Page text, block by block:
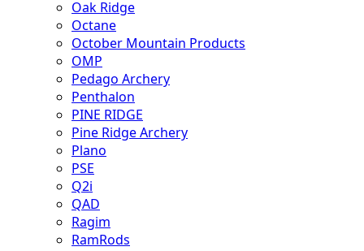
Oak Ridge
Octane
October Mountain Products
OMP
Pedago Archery
Penthalon
PINE RIDGE
Pine Ridge Archery
Plano
PSE
Q2i
QAD
Ragim
RamRods